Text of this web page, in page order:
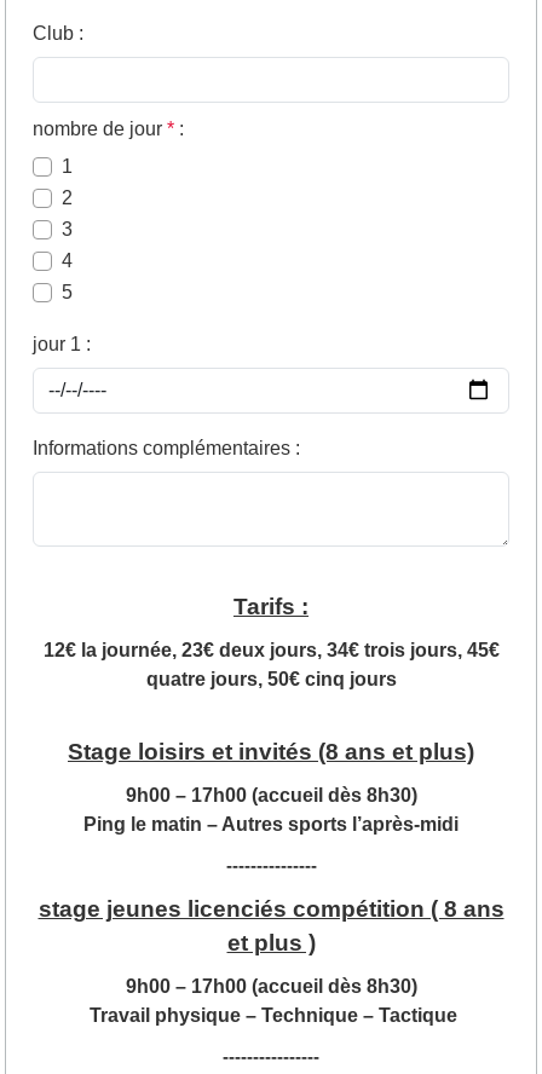
Club :
nombre de jour * :
1
2
3
4
5
jour 1 :
Informations complémentaires :
Tarifs :
12€ la journée, 23€ deux jours, 34€ trois jours, 45€
quatre jours, 50€ cinq jours
Stage loisirs et invités (8 ans et plus)
9h00 – 17h00 (accueil dès 8h30)
Ping le matin – Autres sports l’après-midi
---------------
stage jeunes licenciés compétition ( 8 ans
et plus )
9h00 – 17h00 (accueil dès 8h30)
Travail physique – Technique – Tactique
----------------